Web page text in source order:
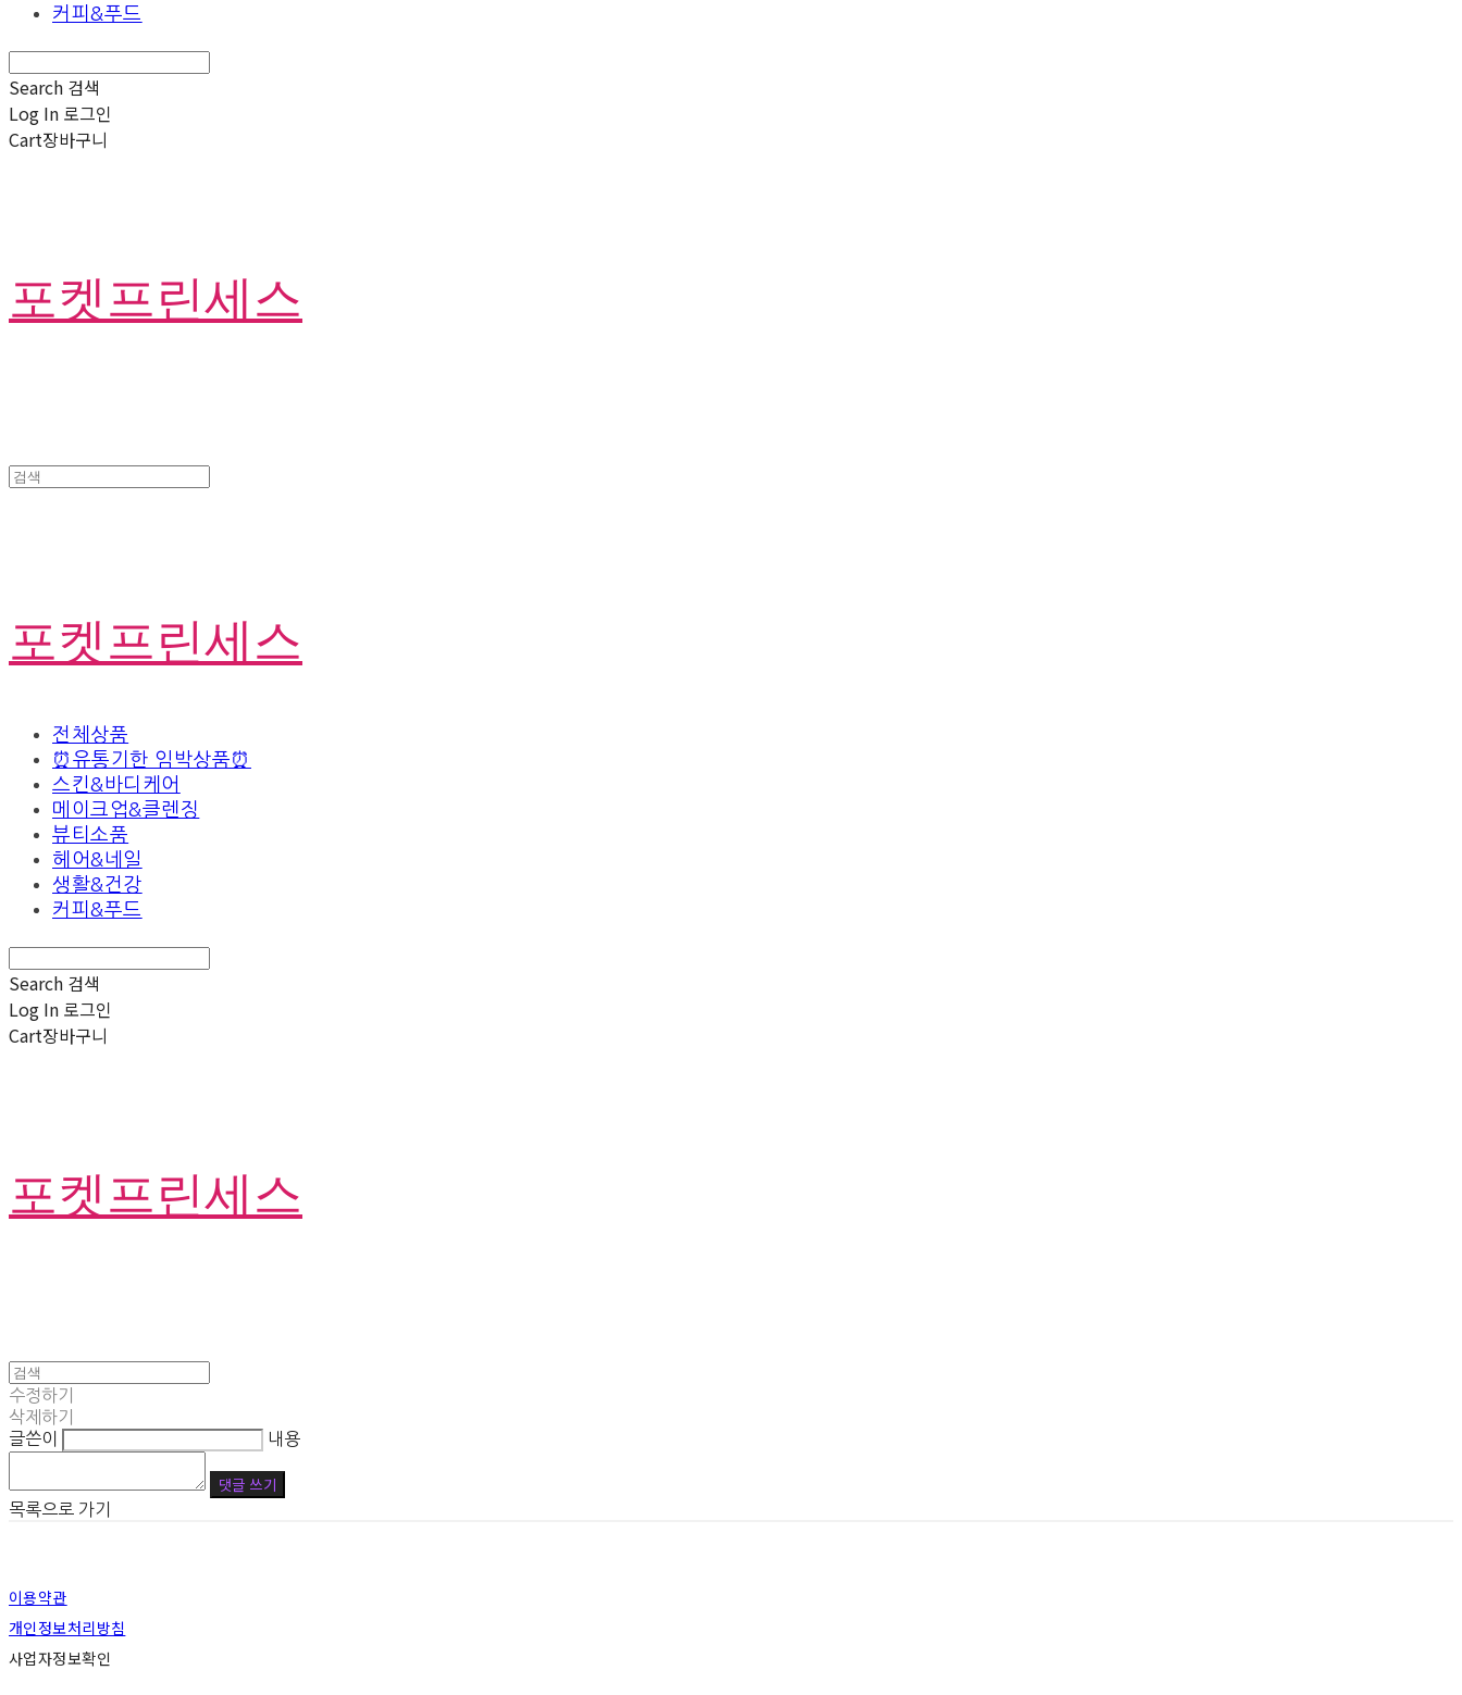
커피&푸드
Search 검색
Log In 로그인
Cart장바구니
포켓프린세스
포켓프린세스
전체상품
⏰유통기한 임박상품⏰
스킨&바디케어
메이크업&클렌징
뷰티소품
헤어&네일
생활&건강
커피&푸드
Search 검색
Log In 로그인
Cart장바구니
포켓프린세스
수정하기
삭제하기
글쓴이
내용
댓글 쓰기
목록으로 가기
이용약관
개인정보처리방침
사업자정보확인